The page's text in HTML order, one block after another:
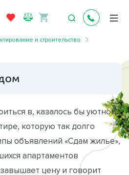
и строительство
в, казалось бы уютной,
которую так долго
объявлений «Сдам жилье»,
апартаментов
цену и говорит